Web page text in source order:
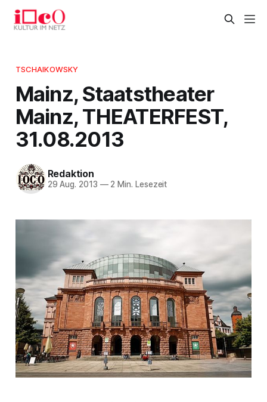
TSCHAIKOWSKY
Mainz, Staatstheater
Mainz, THEATERFEST,
31.08.2013
Redaktion
29 Aug. 2013 —2 Min. Lesezeit